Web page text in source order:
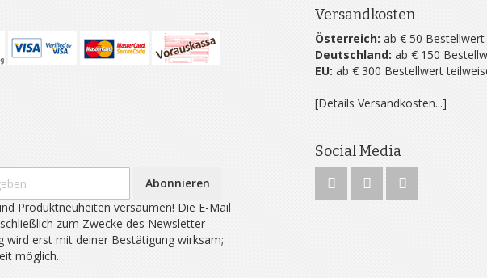
Versandkosten
Österreich: ab € 50
Deutschland: ab € 150
EU: ab € 300 Bestellwert
[Details Versandkosten...]
Abonnieren
Produktneuheiten versäumen! Die E-Mail
zum Zwecke des Newsletter-
wird erst mit deiner Bestätigung wirksam;
möglich.
Social Media